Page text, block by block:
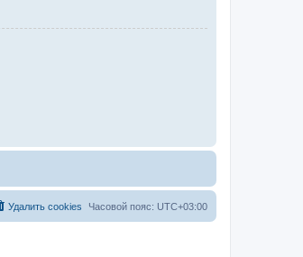
Часовой пояс: UTC+03:00
Удалить cookies